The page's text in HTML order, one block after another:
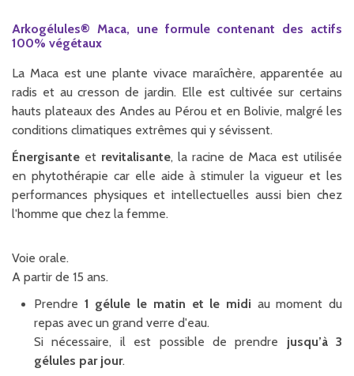
Arkogélules® Maca, une formule contenant des actifs
100% végétaux
La Maca est une plante vivace maraîchère, apparentée au
radis et au cresson de jardin. Elle est cultivée sur certains
hauts plateaux des Andes au Pérou et en Bolivie, malgré les
conditions climatiques extrêmes qui y sévissent.
Énergisante et revitalisante, la racine de Maca est utilisée
en phytothérapie car elle aide à stimuler la vigueur et les
performances physiques et intellectuelles aussi bien chez
l'homme que chez la femme.
Voie orale.
A partir de 15 ans.
Prendre 1 gélule le matin et le midi au moment du
repas avec un grand verre d'eau.
Si nécessaire, il est possible de prendre jusqu’à 3
gélules par jour.